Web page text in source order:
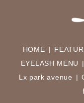
HOME
EYELASH MENU
Lx park avenue